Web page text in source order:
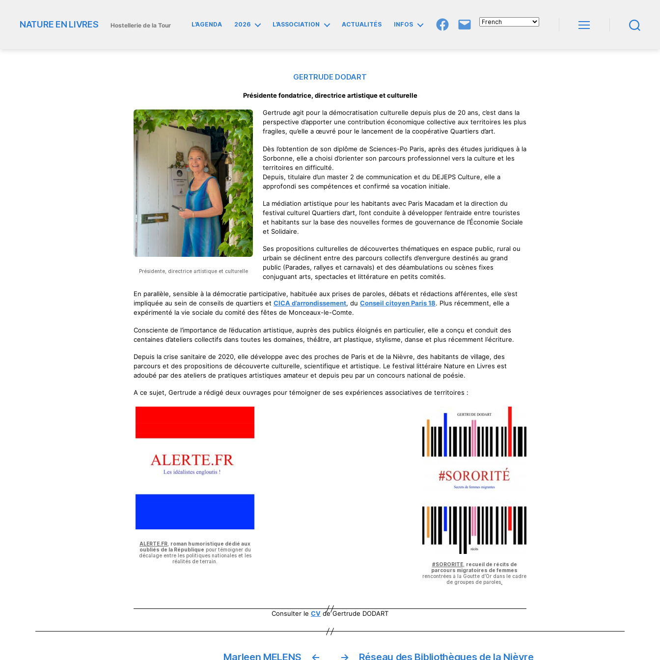
NATURE EN LIVRES Hostellerie de la Tour L’AGENDA 2026 L’ASSOCIATION ACTUALITÉS INFOS
GroupeE-
GERTRUDE DODART
Présidente fondatrice, directrice artistique et culturelle
Présidente, directrice artistique et culturelle
Gertrude agit pour la démocratisation culturelle depuis plus de 20 ans, c’est dans la
perspective d’apporter une contribution économique collective aux territoires les plus
fragiles, qu’elle a œuvré pour le lancement de la coopérative Quartiers d’art.
Dès l’obtention de son diplôme de Sciences-Po Paris, après des études juridiques à la
Sorbonne, elle a choisi d’orienter son parcours professionnel vers la culture et les
territoires en difficulté.
Depuis, titulaire d’un master 2 de communication et du DEJEPS Culture, elle a
approfondi ses compétences et confirmé sa vocation initiale.
La médiation artistique pour les habitants avec Paris Macadam et la direction du
festival culturel Quartiers d’art, l’ont conduite à développer l’entraide entre touristes
et habitants sur la base des nouvelles formes de gouvernance de l’Économie Sociale
et Solidaire.
Ses propositions culturelles de découvertes thématiques en espace public, rural ou
urbain se déclinent entre des parcours collectifs d’envergure destinés au grand
public (Parades, rallyes et carnavals) et des déambulations ou scènes fixes
conjuguant arts, spectacles et littérature en petits comités.
En parallèle, sensible à la démocratie participative, habituée aux prises de paroles, débats et rédactions afférentes, elle s’est
impliquée au sein de conseils de quartiers et CICA d’arrondissement, du Conseil citoyen Paris 18. Plus récemment, elle a
expérimenté la vie sociale du comité des fêtes de Monceaux-le-Comte.
Consciente de l’importance de l’éducation artistique, auprès des publics éloignés en particulier, elle a conçu et conduit des
centaines d’ateliers collectifs dans toutes les domaines, théâtre, art plastique, stylisme, danse et plus récemment l‘écriture.
Depuis la crise sanitaire de 2020, elle développe avec des proches de Paris et de la Nièvre, des habitants de village, des
parcours et des propositions de découverte culturelle, scientifique et artistique. Le festival littéraire Nature en Livres est
adoubé par des ateliers de pratiques artistiques amateur et depuis peu par un concours national de poésie.
A ce sujet, Gertrude a rédigé deux ouvrages pour témoigner de ses expériences associatives de territoires :
ALERTE.FR roman humoristique dédié aux
oubliés de la République pour témoigner du
décalage entre les politiques nationales et les
réalités de terrain.
#SORORITE, recueil de récits de
parcours migratoires de femmes
rencontrées à la Goutte d’Or dans le cadre
de groupes de paroles
Consulter le CV de Gertrude DODART
←
Marleen MELENS → Réseau des Bibliothèques de la Nièvre